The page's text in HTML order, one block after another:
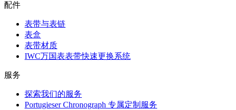
配件
表带与表链
表盒
表带材质
IWC万国表表带快速更换系统
服务
探索我们的服务
Portugieser Chronograph 专属定制服务